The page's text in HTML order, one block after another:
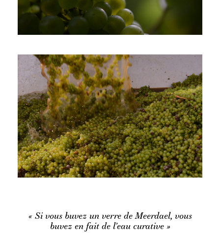
« Si vous buvez un verre de Meerdael, vous
buvez en fait de l’eau curative »